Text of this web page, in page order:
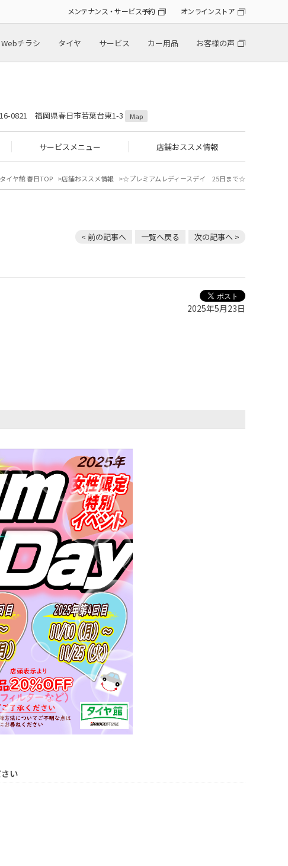
メンテナンス・サービス予約 オンラインストア
Webチラシ タイヤ サービス カー用品 お客様の声
0821 福岡県春日市若葉台東1-3 Map
サービスメニュー 店舗おススメ情報
タイヤ館 春日TOP 店舗おススメ情報 ☆プレミアムレディースデイ 25日まで☆
< 前の記事へ 一覧へ戻る 次の記事へ >
2025年5月23日
い